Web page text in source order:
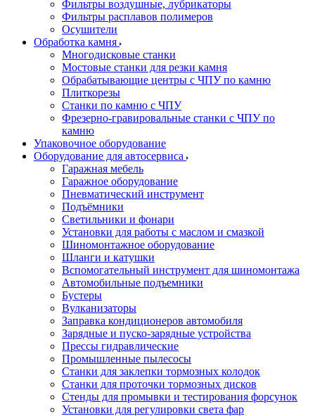
Фильтры воздушные, лубрикаторы
Фильтры расплавов полимеров
Осушители
Обработка камня
Многодисковые станки
Мостовые станки для резки камня
Обрабатывающие центры с ЧПУ по камню
Плиткорезы
Станки по камню с ЧПУ
Фрезерно-гравировальные станки с ЧПУ по
камню
Упаковочное оборудование
Оборудование для автосервиса
Гаражная мебель
Гаражное оборудование
Пневматический инструмент
Подъёмники
Светильники и фонари
Установки для работы с маслом и смазкой
Шиномонтажное оборудование
Шланги и катушки
Вспомогательный инструмент для шиномонтажа
Автомобильные подъемники
Бустеры
Вулканизаторы
Заправка кондиционеров автомобиля
Зарядные и пуско-зарядные устройства
Прессы гидравлические
Промышленные пылесосы
Станки для заклепки тормозных колодок
Станки для проточки тормозных дисков
Стенды для промывки и тестирования форсунок
Установки для регулировки света фар